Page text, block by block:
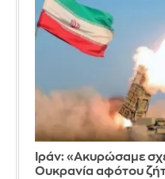
Ιράν: «Ακυρώσαμε
Ουκρανία αφότου